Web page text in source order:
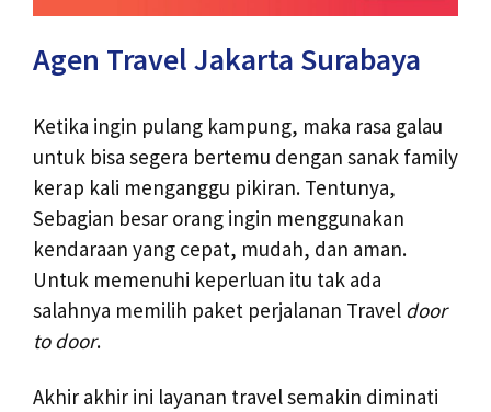
Agen Travel Jakarta Surabaya
Ketika ingin pulang kampung, maka rasa galau
untuk bisa segera bertemu dengan sanak family
kerap kali menganggu pikiran. Tentunya,
Sebagian besar orang ingin menggunakan
kendaraan yang cepat, mudah, dan aman.
Untuk memenuhi keperluan itu tak ada
salahnya memilih paket perjalanan Travel door
to door.
Akhir akhir ini layanan travel semakin diminati